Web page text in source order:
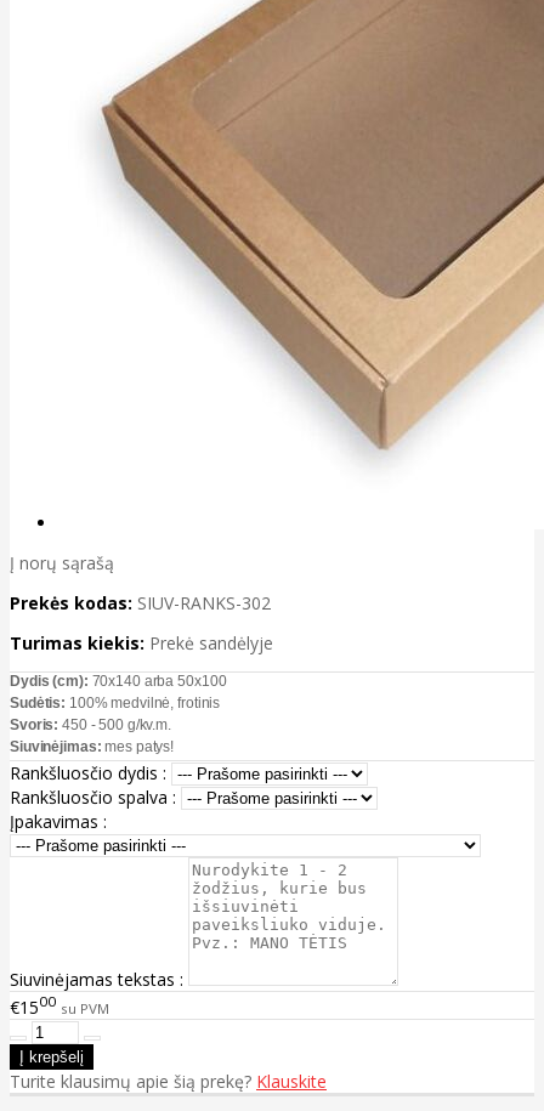
Į norų sąrašą
Prekės kodas: SIUV-RANKS-302
Turimas kiekis: Prekė sandėlyje
Dydis (cm): 70x140 arba 50x100
Sudėtis: 100% medvilnė, frotinis
Svoris: 450 - 500 g/kv.m.
Siuvinėjimas: mes patys!
Rankšluosčio dydis :
Rankšluosčio spalva :
Įpakavimas :
Siuvinėjamas tekstas :
€1500 su PVM
Turite klausimų apie šią prekę? Klauskite